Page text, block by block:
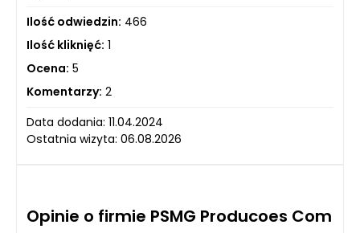
Ilość odwiedzin: 466
Ilość kliknięć: 1
Ocena: 5
Komentarzy: 2
Data dodania: 11.04.2024
Ostatnia wizyta: 06.08.2026
Opinie o firmie PSMG Producoes Com